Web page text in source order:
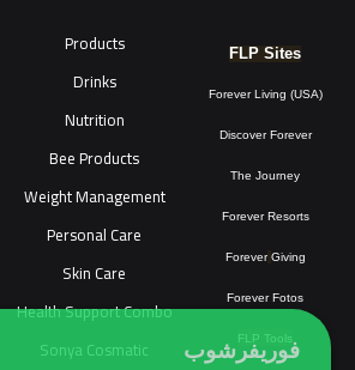
FLP Sites
Forever Living (USA)
Discover Forever
The Journey
Forever Resorts
Forever Giving
Forever Fotos
FLP Tools
Products
Drinks
Nutrition
Bee Products
Weight Management
Personal Care
Skin Care
Health Support Combo
Sonya Cosmatic
فوريفرشوب